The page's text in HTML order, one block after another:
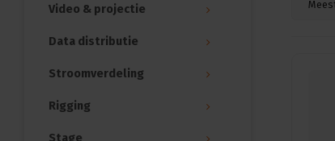
Video & projectie
Data distributie
Stroomverdeling
Rigging
Stage